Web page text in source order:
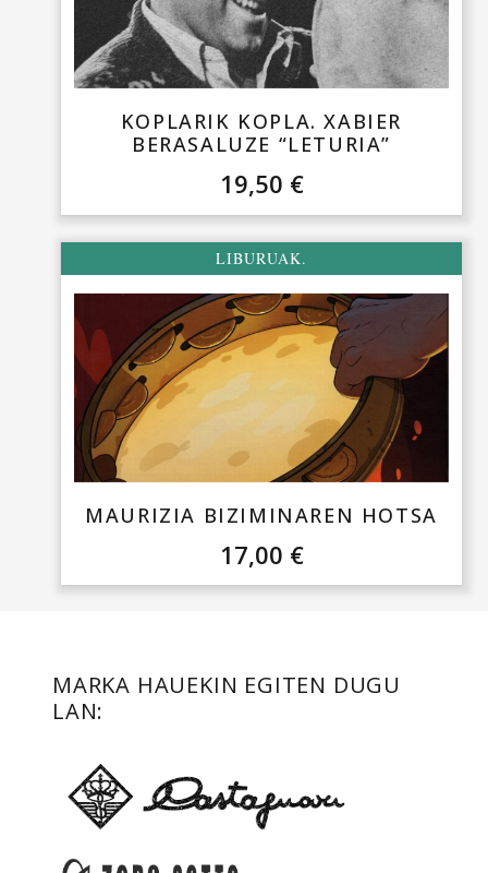
KOPLARIK KOPLA. XABIER
BERASALUZE “LETURIA”
19,50 €
LIBURUAK.
MAURIZIA BIZIMINAREN HOTSA
17,00 €
MARKA HAUEKIN EGITEN DUGU
LAN: